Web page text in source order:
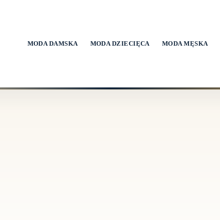
MODA DAMSKA MODA DZIECIĘCA MODA MĘSKA